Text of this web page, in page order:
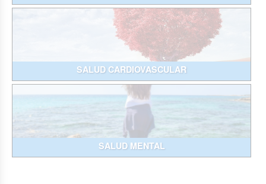
SALUD CARDIOVASCULAR
SALUD MENTAL